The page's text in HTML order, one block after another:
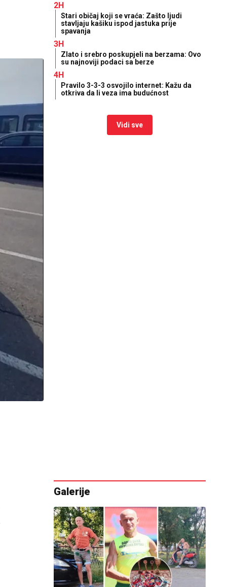
2H
Stari običaj koji se vraća: Zašto ljudi
stavljaju kašiku ispod jastuka prije
spavanja
3H
Zlato i srebro poskupjeli na berzama: Ovo
su najnoviji podaci sa berze
4H
Pravilo 3-3-3 osvojilo internet: Kažu da
otkriva da li veza ima budućnost
Vidi sve
Galerije